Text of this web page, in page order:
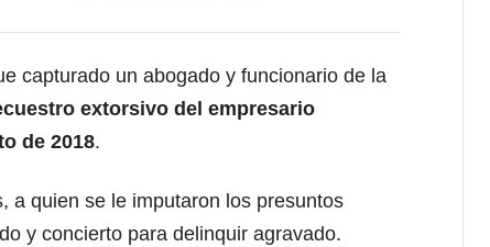
capturado un abogado y funcionario de la
extorsivo del empresario
de 2018.
a quien se le imputaron los presuntos
y concierto para delinquir agravado.